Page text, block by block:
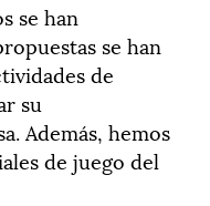
se han
se han
de
su
Además, hemos
de juego del